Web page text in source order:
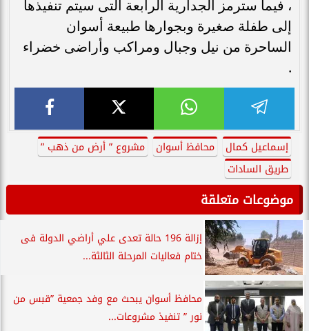
، فيما سترمز الجدارية الرابعة التى سيتم تنفيذها
إلى طفلة صغيرة وبجوارها طبيعة أسوان
الساحرة من نيل وجبال ومراكب وأراضى خضراء
.
إسماعيل كمال محافظ أسوان
مشروع ” أرض من ذهب ”
طريق السادات
موضوعات متعلقة
إزالة 196 حالة تعدى علي أراضي الدولة فى
ختام فعاليات المرحلة الثالثة...
محافظ أسوان يبحث مع وفد جمعية ”قبس من
نور ” تنفيذ مشروعات...